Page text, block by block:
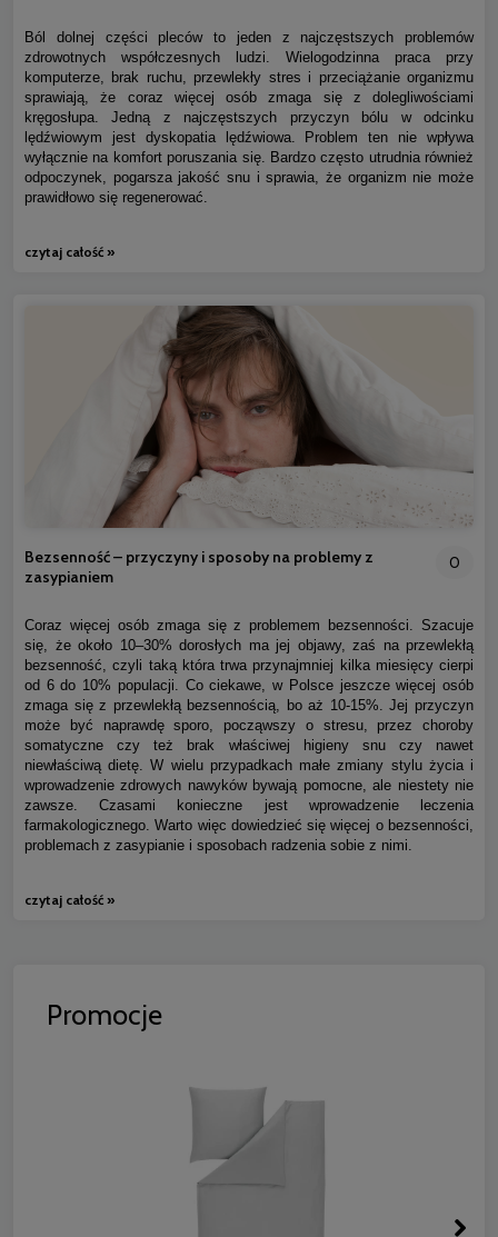
Ból dolnej części pleców to jeden z najczęstszych problemów
zdrowotnych współczesnych ludzi. Wielogodzinna praca przy
komputerze, brak ruchu, przewlekły stres i przeciążanie organizmu
sprawiają, że coraz więcej osób zmaga się z dolegliwościami
kręgosłupa. Jedną z najczęstszych przyczyn bólu w odcinku
lędźwiowym jest dyskopatia lędźwiowa. Problem ten nie wpływa
wyłącznie na komfort poruszania się. Bardzo często utrudnia również
odpoczynek, pogarsza jakość snu i sprawia, że organizm nie może
prawidłowo się regenerować.
czytaj całość »
Bezsenność – przyczyny i sposoby na problemy z
zasypianiem
0
Coraz więcej osób zmaga się z problemem bezsenności. Szacuje
się, że około 10–30% dorosłych ma jej objawy, zaś na przewlekłą
bezsenność, czyli taką która trwa przynajmniej kilka miesięcy cierpi
od 6 do 10% populacji. Co ciekawe, w Polsce jeszcze więcej osób
zmaga się z przewlekłą bezsennością, bo aż 10-15%. Jej przyczyn
może być naprawdę sporo, począwszy o stresu, przez choroby
somatyczne czy też brak właściwej higieny snu czy nawet
niewłaściwą dietę. W wielu przypadkach małe zmiany stylu życia i
wprowadzenie zdrowych nawyków bywają pomocne, ale niestety nie
zawsze. Czasami konieczne jest wprowadzenie leczenia
farmakologicznego. Warto więc dowiedzieć się więcej o bezsenności,
problemach z zasypianie i sposobach radzenia sobie z nimi.
czytaj całość »
Promocje